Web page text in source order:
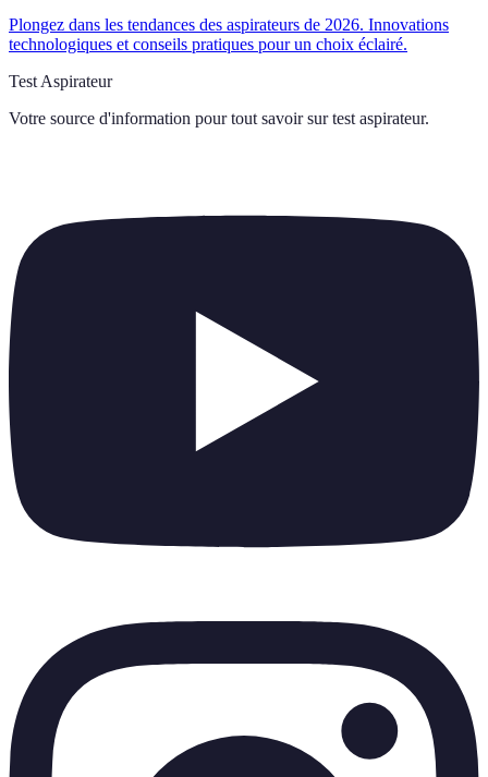
Plongez dans les tendances des aspirateurs de 2026. Innovations
technologiques et conseils pratiques pour un choix éclairé.
Test Aspirateur
Votre source d'information pour tout savoir sur test aspirateur.